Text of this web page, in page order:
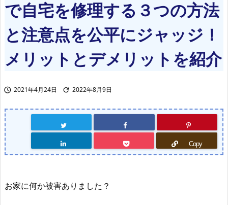
で自宅を修理する３つの方法
と注意点を公平にジャッジ！
メリットとデメリットを紹介
 2021年4月24日  2022年8月9日
Copy
お家に何か被害ありました？